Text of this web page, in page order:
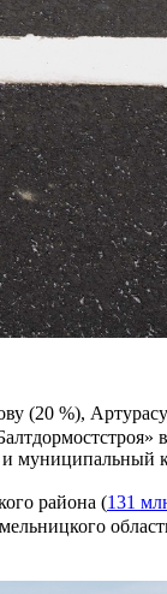
(20 %),
муниципальный
района (131